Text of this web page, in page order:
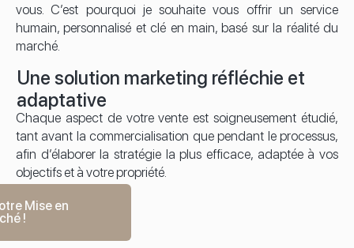
vous. C’est pourquoi je souhaite vous offrir un service
humain, personnalisé et clé en main, basé sur la réalité du
marché.
Une solution marketing réfléchie et
adaptative
Chaque aspect de votre vente est soigneusement étudié,
tant avant la commercialisation que pendant le processus,
afin d’élaborer la stratégie la plus efficace, adaptée à vos
objectifs et à votre propriété.
Mise en
!